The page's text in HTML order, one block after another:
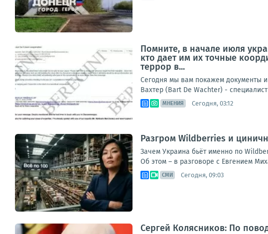
Помните, в начале июля
кто дает им их точные
террор в...
Сегодня мы вам покажем документы и
Вахтер (Bart De Wachter) -
МНЕНИЯ Сегодня, 03:12
Разгром Wildberries и
Зачем Украина бьёт именно по
Об этом – в разговоре с Евгением
СМИ Сегодня, 09:03
Сергей Колясников: По